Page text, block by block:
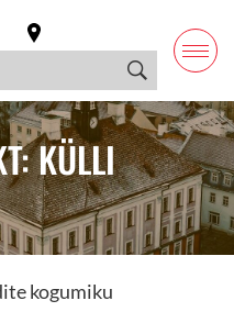
KÜLLI
kogumiku